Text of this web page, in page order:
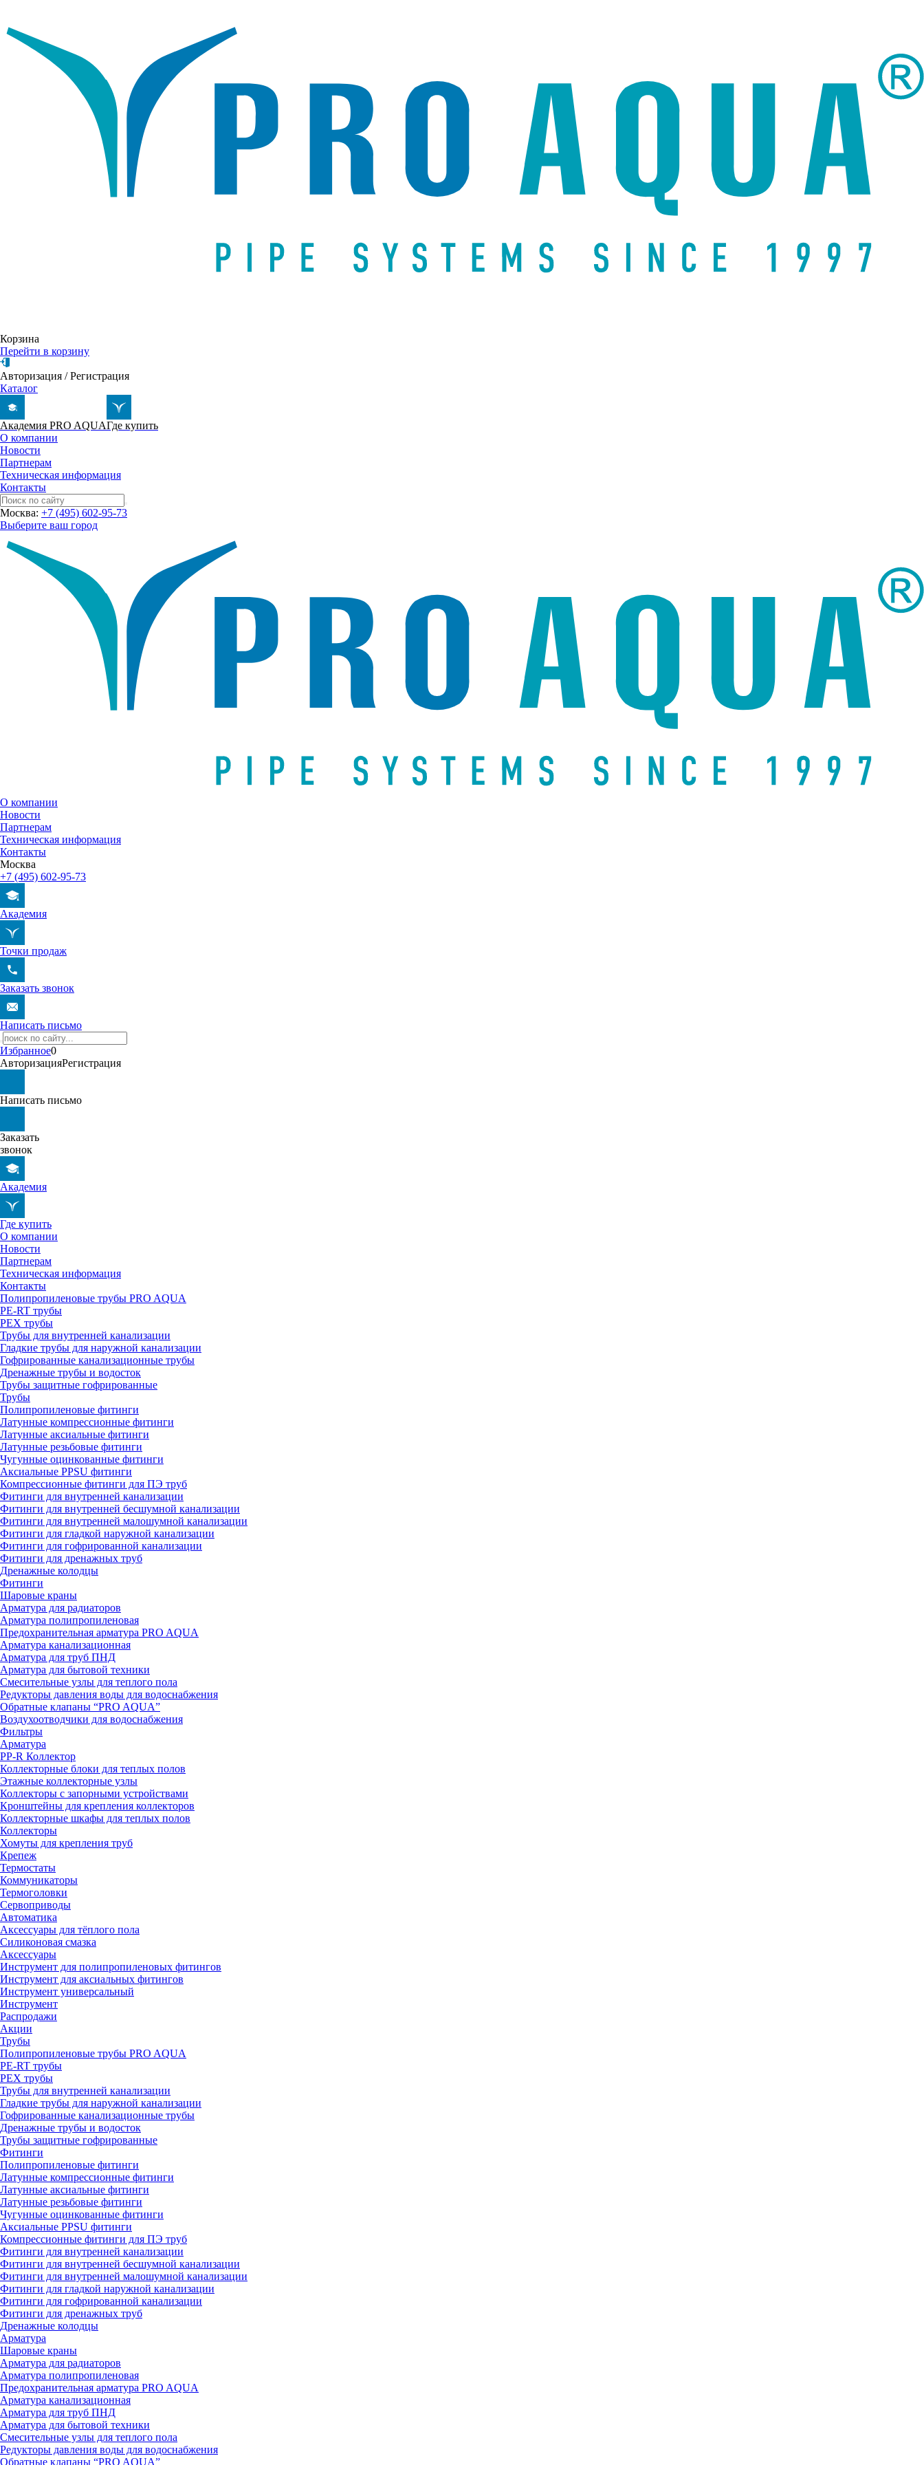
Корзина
Перейти в корзину
Авторизация /Регистрация
Каталог
Академия PRO AQUAГде купить
О компании
Новости
Партнерам
Техническая информация
Контакты
Москва: +7 (495) 602-95-73
Выберите ваш город
О компании
Новости
Партнерам
Техническая информация
Контакты
Москва
+7 (495) 602-95-73
Академия
Точки продаж
Заказать звонок
Написать письмо
Избранное0
АвторизацияРегистрация
Написать письмо
Заказать
звонок
Академия
Где купить
О компании
Новости
Партнерам
Техническая информация
Контакты
Полипропиленовые трубы PRO AQUA
PE-RT трубы
PEX трубы
Трубы для внутренней канализации
Гладкие трубы для наружной канализации
Гофрированные канализационные трубы
Дренажные трубы и водосток
Трубы защитные гофрированные
Трубы
Полипропиленовые фитинги
Латунные компрессионные фитинги
Латунные аксиальные фитинги
Латунные резьбовые фитинги
Чугунные оцинкованные фитинги
Аксиальные PPSU фитинги
Компрессионные фитинги для ПЭ труб
Фитинги для внутренней канализации
Фитинги для внутренней бесшумной канализации
Фитинги для внутренней малошумной канализации
Фитинги для гладкой наружной канализации
Фитинги для гофрированной канализации
Фитинги для дренажных труб
Дренажные колодцы
Фитинги
Шаровые краны
Арматура для радиаторов
Арматура полипропиленовая
Предохранительная арматура PRO AQUA
Арматура канализационная
Арматура для труб ПНД
Арматура для бытовой техники
Смесительные узлы для теплого пола
Редукторы давления воды для водоснабжения
Обратные клапаны “PRO AQUA”
Воздухоотводчики для водоснабжения
Фильтры
Арматура
PP-R Коллектор
Коллекторные блоки для теплых полов
Этажные коллекторные узлы
Коллекторы с запорными устройствами
Кронштейны для крепления коллекторов
Коллекторные шкафы для теплых полов
Коллекторы
Хомуты для крепления труб
Крепеж
Термостаты
Коммуникаторы
Термоголовки
Сервоприводы
Автоматика
Аксессуары для тёплого пола
Силиконовая смазка
Аксессуары
Инструмент для полипропиленовых фитингов
Инструмент для аксиальных фитингов
Инструмент универсальный
Инструмент
Распродажи
Акции
Трубы
Полипропиленовые трубы PRO AQUA
PE-RT трубы
PEX трубы
Трубы для внутренней канализации
Гладкие трубы для наружной канализации
Гофрированные канализационные трубы
Дренажные трубы и водосток
Трубы защитные гофрированные
Фитинги
Полипропиленовые фитинги
Латунные компрессионные фитинги
Латунные аксиальные фитинги
Латунные резьбовые фитинги
Чугунные оцинкованные фитинги
Аксиальные PPSU фитинги
Компрессионные фитинги для ПЭ труб
Фитинги для внутренней канализации
Фитинги для внутренней бесшумной канализации
Фитинги для внутренней малошумной канализации
Фитинги для гладкой наружной канализации
Фитинги для гофрированной канализации
Фитинги для дренажных труб
Дренажные колодцы
Арматура
Шаровые краны
Арматура для радиаторов
Арматура полипропиленовая
Предохранительная арматура PRO AQUA
Арматура канализационная
Арматура для труб ПНД
Арматура для бытовой техники
Смесительные узлы для теплого пола
Редукторы давления воды для водоснабжения
Обратные клапаны “PRO AQUA”